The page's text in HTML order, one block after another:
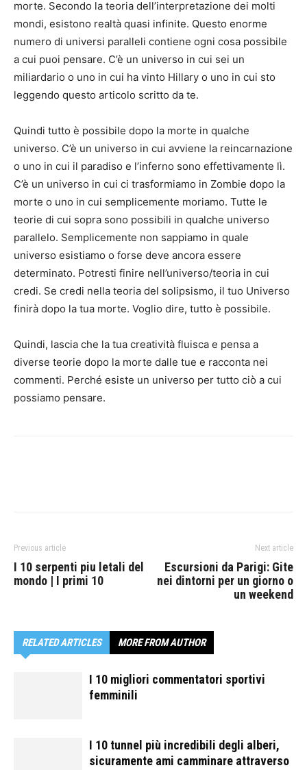
morte. Secondo la teoria dell’interpretazione dei molti
mondi, esistono realtà quasi infinite. Questo enorme
numero di universi paralleli contiene ogni cosa possibile
a cui puoi pensare. C’è un universo in cui sei un
miliardario o uno in cui ha vinto Hillary o uno in cui sto
leggendo questo articolo scritto da te.
Quindi tutto è possibile dopo la morte in qualche
universo. C’è un universo in cui avviene la reincarnazione
o uno in cui il paradiso e l’inferno sono effettivamente lì.
C’è un universo in cui ci trasformiamo in Zombie dopo la
morte o uno in cui semplicemente moriamo. Tutte le
teorie di cui sopra sono possibili in qualche universo
parallelo. Semplicemente non sappiamo in quale
universo esistiamo o forse deve ancora essere
determinato. Potresti finire nell’universo/teoria in cui
credi. Se credi nella teoria del solipsismo, il tuo Universo
finirà dopo la tua morte. Voglio dire, tutto è possibile.
Quindi, lascia che la tua creatività fluisca e pensa a
diverse teorie dopo la morte dalle tue e racconta nei
commenti. Perché esiste un universo per tutto ciò a cui
possiamo pensare.
Previous article
I 10 serpenti piu letali del
mondo | I primi 10
Next article
Escursioni da Parigi: Gite
nei dintorni per un giorno o
un weekend
RELATED ARTICLES MORE FROM AUTHOR
I 10 migliori commentatori sportivi
femminili
I 10 tunnel più incredibili degli alberi,
sicuramente ami camminare attraverso